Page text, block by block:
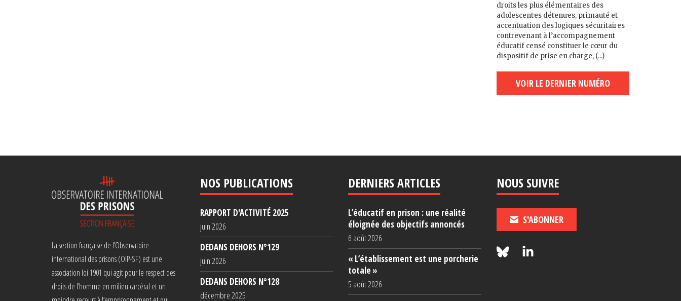
droits les plus élémentaires des
adolescent·es détenu·es, primauté et
accentuation des logiques sécuritaires
contrevenant à l’accompagnement
éducatif censé constituer le cœur du
dispositif de prise en charge, (...)
VOIR LE DERNIER NUMÉRO
La section française de l’Observatoire
international des prisons (OIP-SF) est une
association loi 1901 qui agit pour le respect des
droits de l’homme en milieu carcéral et un
NOS PUBLICATIONS
RAPPORT D'ACTIVITÉ 2025
juin 2026
DEDANS DEHORS N°129
juin 2026
DEDANS DEHORS N°128
décembre 2025
DERNIERS ARTICLES
L’éducatif en prison : une réalité
éloignée des objectifs annoncés
6 août 2026
« L’établissement est une porcherie
totale »
5 août 2026
NOUS SUIVRE
S'ABONNER